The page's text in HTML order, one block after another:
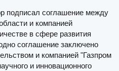
подписал соглашение между
и компанией
в сфере развития
соглашение заключено
и компанией "Газпром
и инновационного